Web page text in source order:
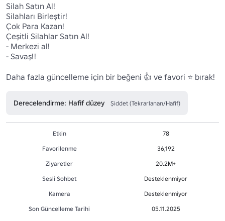
Silah Satın Al!
Silahları Birleştir!
Çok Para Kazan!
Çeşitli Silahlar Satın Al!
- Merkezi al!
- Savaş!!
Daha fazla güncelleme için bir beğeni 👍 ve favori ⭐ bırak!
Derecelendirme: Hafif düzey Şiddet (Tekrarlanan/Hafif)
Etkin
78
Favorilenme
36,192
Ziyaretler
20.2M+
Sesli Sohbet
Desteklenmiyor
Kamera
Desteklenmiyor
Son Güncelleme Tarihi
05.11.2025